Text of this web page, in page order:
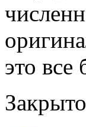
это
Закрыто